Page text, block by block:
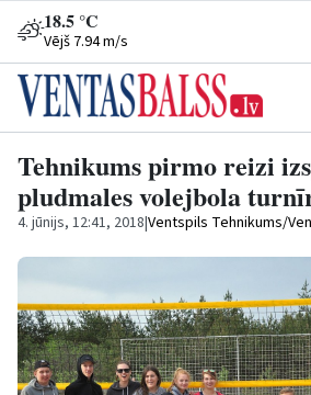
18.5 °C
Vējš 7.94 m/s
Tehnikums pirmo reizi
pludmales volejbola
4. jūnijs, 12:41, 2018|Ventspils Tehnikums/